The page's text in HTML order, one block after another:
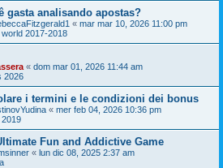
gasta analisando apostas?
« mar mar 10, 2026 11:00 pm
2017-2018
« dom mar 01, 2026 11:44 am
2026
i termini e le condizioni dei bonus
« mer feb 04, 2026 10:36 pm
2019
Fun and Addictive Game
« lun dic 08, 2025 2:37 am